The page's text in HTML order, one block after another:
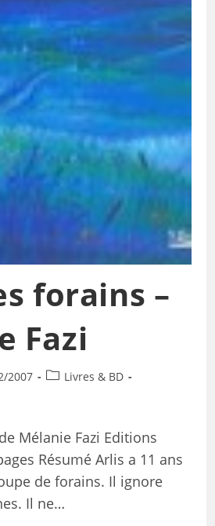
forains –
Fazi
2007
Livres & BD
Mélanie Fazi Editions
Résumé Arlis a 11 ans
de forains. Il ignore
Il ne…